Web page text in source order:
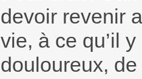
devoir revenir
vie, à ce qu’il
douloureux,